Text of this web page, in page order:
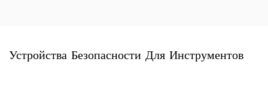
Устройства Безопасности Для Инструментов